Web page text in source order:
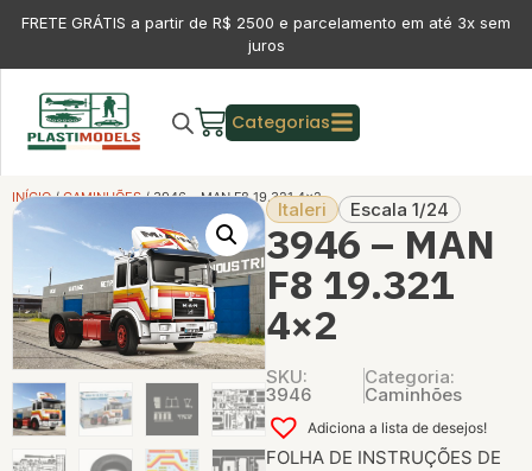
FRETE GRÁTIS a partir de R$ 2500 e parcelamento em até 3x sem
juros
Categorias
INÍCIO/CAMINHÕES/ 3946 – MAN F8 19.321 4×2
Italeri Escala 1/24
3946 – MAN
F8 19.321
4×2
SKU:
3946
Categoria:
Caminhões
Adiciona a lista de desejos!
FOLHA DE INSTRUÇÕES DE